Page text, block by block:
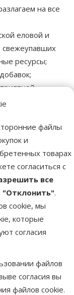
файлы
и
товарах
согласиться с
все
"Отклонить".
cookie, мы
которые
согласия
файлов
согласия вы
файлов cookie.
на все
еловой и
свежеупавших
ресурсы;
комфорт
канализацию.
удаляйте твердые
наполнитель
туалет всегда
наполнителя.